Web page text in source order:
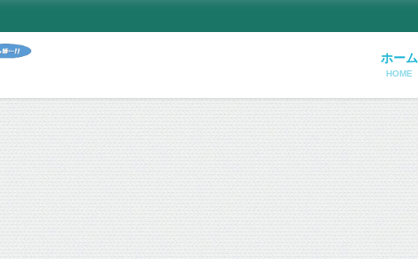
ホーム
HOME